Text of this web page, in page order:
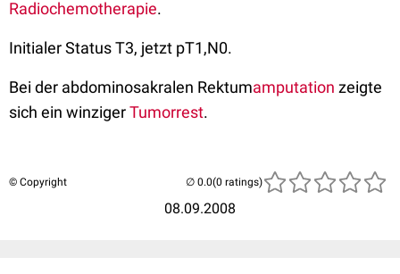
Radiochemotherapie.
Initialer Status T3, jetzt pT1,N0.
Bei der abdominosakralen Rektumamputation zeigte
sich ein winzigerTumorrest.
© Copyright
08.09.2008
(0 ratings)